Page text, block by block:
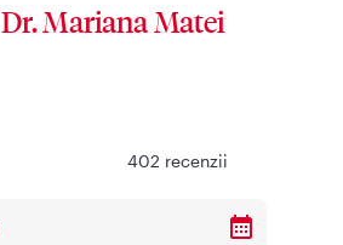
Dr. Mariana Matei
402 recenzii